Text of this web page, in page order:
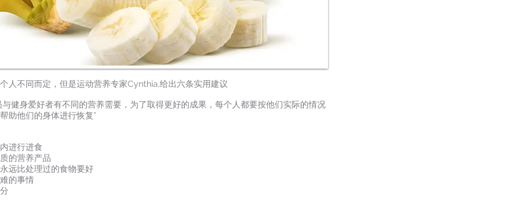
人不同而定，但是运动营养专家Cynthia,给出六条实用建议
健身爱好者有不同的营养需要，为了取得更好的成果，每个人都要按他们实际的情况
助他们的身体进行恢复”
进行进食
的营养产品
远比处理过的食物要好
的事情